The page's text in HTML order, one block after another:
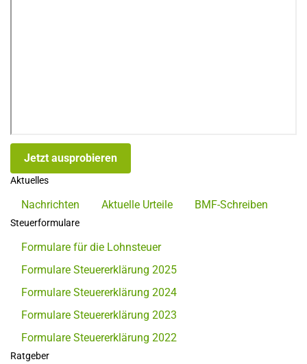
Jetzt ausprobieren
Aktuelles
Nachrichten Aktuelle Urteile BMF-Schreiben
Steuerformulare
Formulare für die Lohnsteuer
Formulare Steuererklärung 2025
Formulare Steuererklärung 2024
Formulare Steuererklärung 2023
Formulare Steuererklärung 2022
Ratgeber